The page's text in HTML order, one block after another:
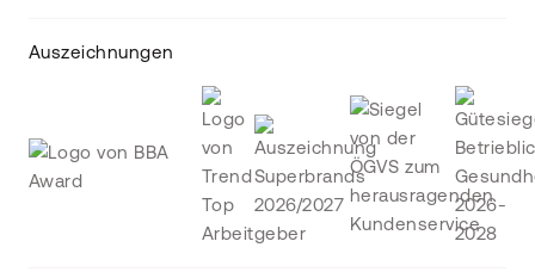
Auszeichnungen